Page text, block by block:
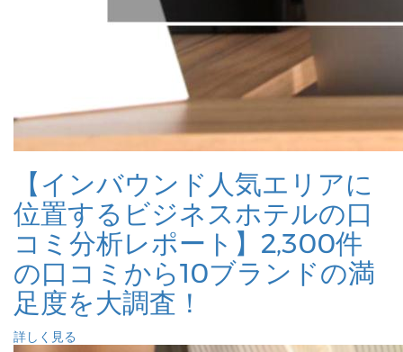
【インバウンド人気エリアに
位置するビジネスホテルの口
コミ分析レポート】2,300件
の口コミから10ブランドの満
足度を大調査！
詳しく見る